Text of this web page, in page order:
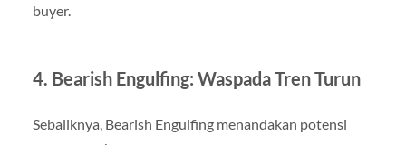
buyer.
4. Bearish Engulfing: Waspada Tren Turun
Sebaliknya, Bearish Engulfing menandakan potensi